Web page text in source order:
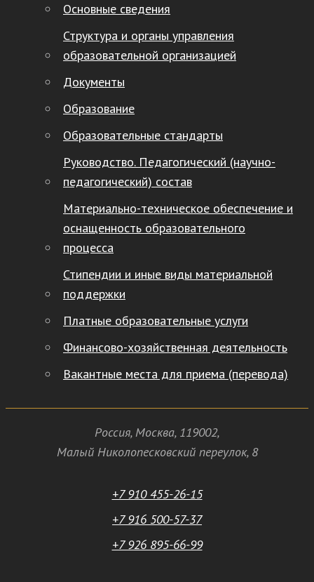
Основные сведения
Структура и органы управления
образовательной организацией
Документы
Образование
Образовательные стандарты
Руководство. Педагогический (научно-
педагогический) состав
Материально-техническое обеспечение и
оснащенность образовательного
процесса
Стипендии и иные виды материальной
поддержки
Платные образовательные услуги
Финансово-хозяйственная деятельность
Вакантные места для приема (перевода)
Россия, Москва, 119002,
Малый Николопесковский переулок,8
+7 910 455-26-15
+7 916 500-57-37
+7 926 895-66-99